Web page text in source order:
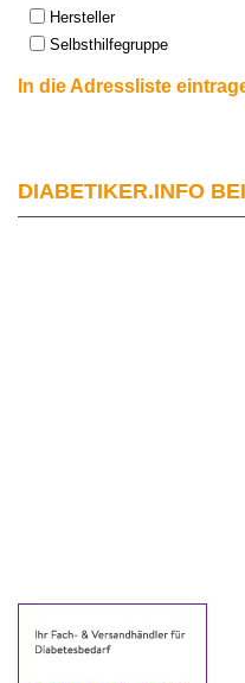
Hersteller
Selbsthilfegruppe
In die Adressliste
DIABETIKER.INFO